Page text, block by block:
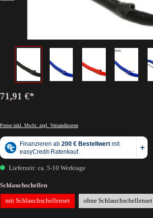
71,91 €*
Preise inkl. MwSt. zzgl. Versandkosten
Lieferzeit: ca. 5-10 Werktage
Schlauchschellen
mit Schlauchschellenset ohne Schlauchschellenset